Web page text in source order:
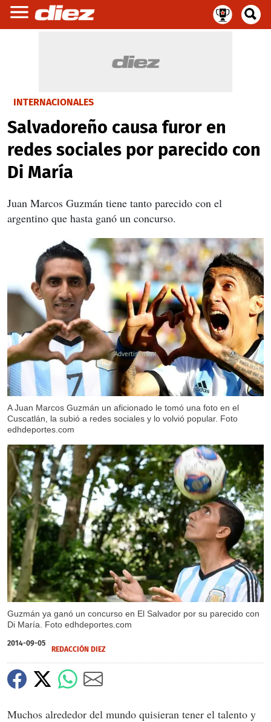
INTERNACIONALES
Salvadoreño causa furor en
redes sociales por parecido con
Di María
Juan Marcos Guzmán tiene tanto parecido con el
argentino que hasta ganó un concurso.
A Juan Marcos Guzmán un aficionado le tomó una foto en el
Cuscatlán, la subió a redes sociales y lo volvió popular. Foto
edhdeportes.com
Guzmán ya ganó un concurso en El Salvador por su parecido con
Di María. Foto edhdeportes.com
X
2014-09-05
REDACCIÓN DIEZ
Muchos alrededor del mundo quisieran tener el talento y